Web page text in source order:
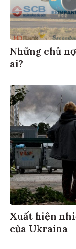
Những chủ
ai?
Xuất hiện
của Ukraina